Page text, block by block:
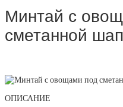
Минтай с
сметанной
ОПИСАНИЕ